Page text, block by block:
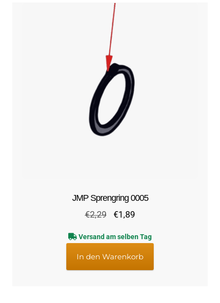
JMP Sprengring 0005
€2,29
Ursprünglicher
war:
€2,29
€1,89
ist:
€1,89.
Versand am selben Tag
In den Warenkorb